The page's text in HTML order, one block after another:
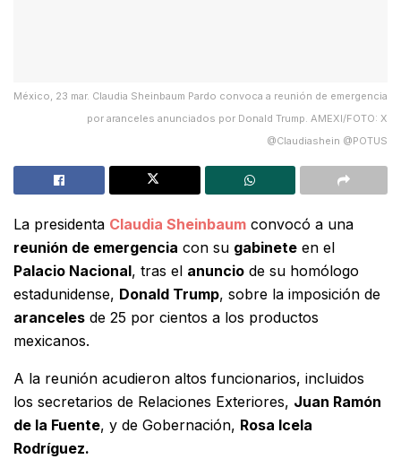
México, 23 mar. Claudia Sheinbaum Pardo convoca a reunión de emergencia
por aranceles anunciados por Donald Trump. AMEXI/FOTO: X
@Claudiashein @POTUS
La presidenta Claudia Sheinbaum convocó a una
reunión de emergencia con su gabinete en el
Palacio Nacional, tras el anuncio de su homólogo
estadunidense, Donald Trump, sobre la imposición de
aranceles de 25 por cientos a los productos
mexicanos.
A la reunión acudieron altos funcionarios, incluidos
los secretarios de Relaciones Exteriores, Juan Ramón
de la Fuente, y de Gobernación, Rosa Icela
Rodríguez.